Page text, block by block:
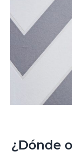
¿Dónde